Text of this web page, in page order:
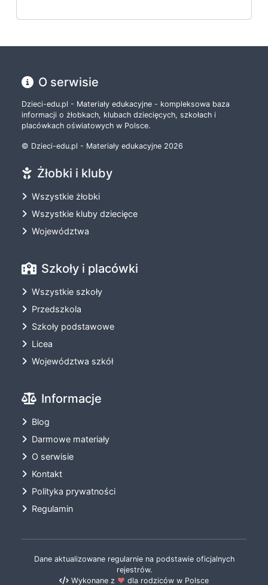
O serwisie
Dzieci-edu.pl - Materiały edukacyjne - kompleksowa baza
informacji o żłobkach, klubach dziecięcych, szkołach i
placówkach oświatowych w Polsce.
© Dzieci-edu.pl - Materiały edukacyjne 2026
Żłobki i kluby
Wszystkie żłobki
Wszystkie kluby dziecięce
Województwa
Szkoły i placówki
Wszystkie szkoły
Przedszkola
Szkoły podstawowe
Licea
Województwa szkół
Informacje
Blog
Darmowe materiały
O serwisie
Kontakt
Polityka prywatności
Regulamin
Dane aktualizowane regularnie na podstawie oficjalnych
rejestrów.
Wykonane z ❤️ dla rodziców w Polsce